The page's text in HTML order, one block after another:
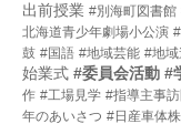
出前授業 #別海町図書館
北海道青少年劇場小公演
鼓 #国語 #地域芸能 #地
始業式 #委員会活動 #
作 #工場見学 #指導主事
年のあいさつ #日産車体